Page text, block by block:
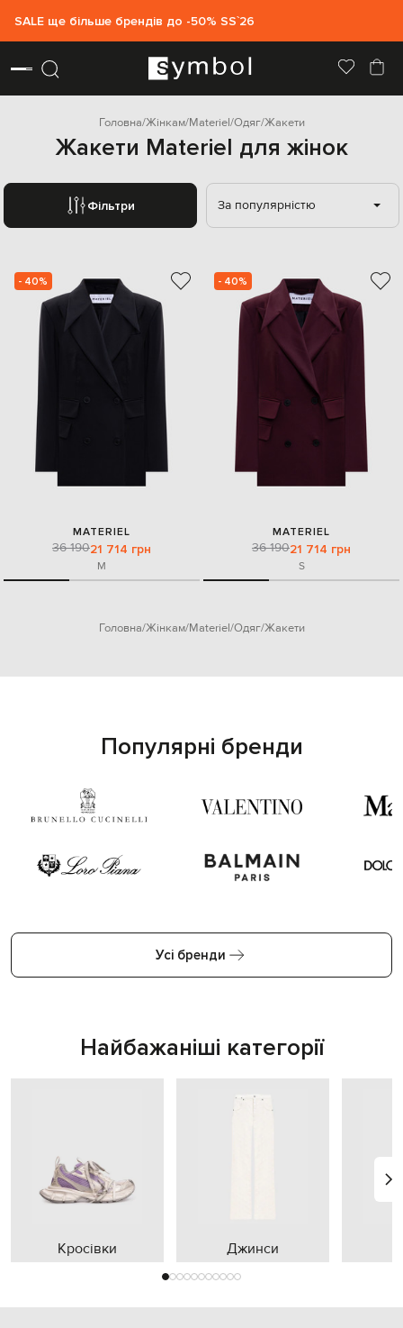
SALE ще більше брендів до -50% SS`26
Головна Жінкам Materiel Одяг Жакети
Жакети Materiel для жінок
Фільтри За популярністю
- 40%
MATERIEL
36 19021 714 грн
M
- 40%
MATERIEL
36 19021 714 грн
S
Головна Жінкам Materiel Одяг Жакети
Популярні бренди
Усі бренди
Найбажаніші категорії
Кросівки Джинси